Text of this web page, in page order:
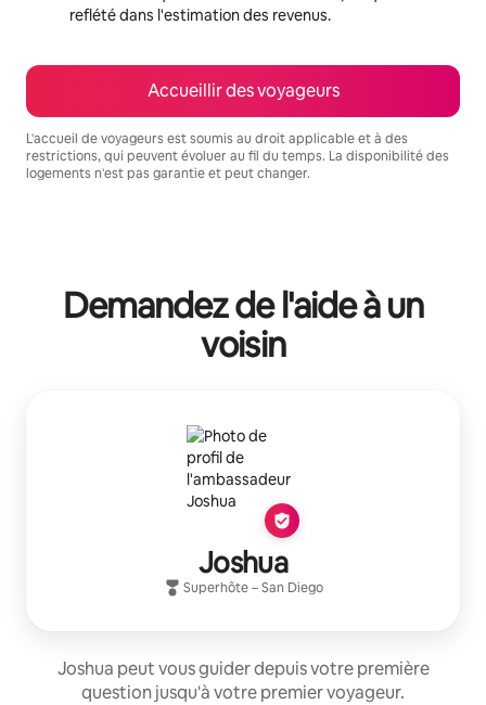
reflété dans l'estimation des revenus.
Accueillir des voyageurs
L'accueil de voyageurs est soumis au droit applicable et à des
restrictions, qui peuvent évoluer au fil du temps. La disponibilité des
logements n'est pas garantie et peut changer.
Demandez de l'aide à un
voisin
Joshua
Superhôte–San Diego
Joshua peut vous guider depuis votre première
question jusqu'à votre premier voyageur.